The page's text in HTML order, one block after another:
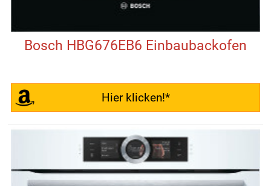
Bosch HBG676EB6 Einbaubackofen
Hier klicken!*